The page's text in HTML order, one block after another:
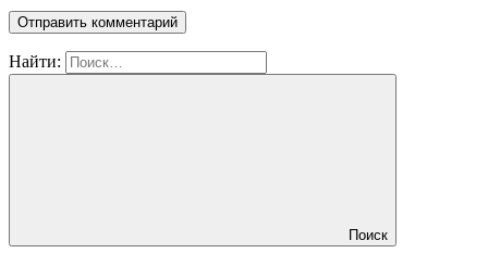
Найти:
Поиск